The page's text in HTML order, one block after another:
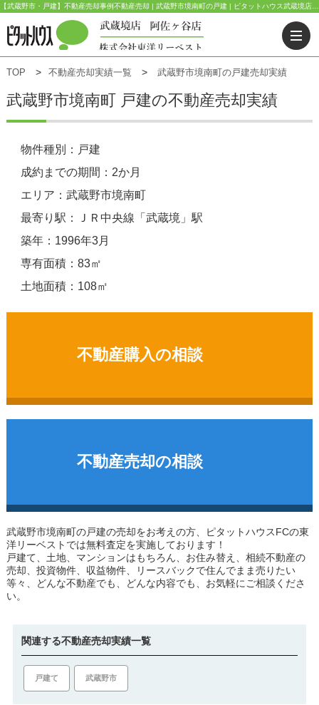
TOP 不動産売却実績一覧 武蔵野市境南町の戸建売却実績
武蔵野市境南町 戸建の不動産売却実績
物件種別：戸建
成約までの期間：2か月
エリア：武蔵野市境南町
最寄り駅：ＪＲ中央線「武蔵境」駅
築年：1996年3月
専有面積：83㎡
土地面積：108㎡
不動産購入の相談
不動産売却の相談
武蔵野市境南町の戸建の売却をお考えの方、ピタットハウスFCの東
洋リーベストでは無料査定を実施しております！
戸建て、土地、マンションはもちろん、お住み替え、相続不動産の
売却、投資物件、収益物件、リースバックで住んでまま売りたい
等々、どんな不動産でも、どんな内容でも、お気軽にご相談くださ
い。
関連する不動産売却実績一覧
戸建て 武蔵野市